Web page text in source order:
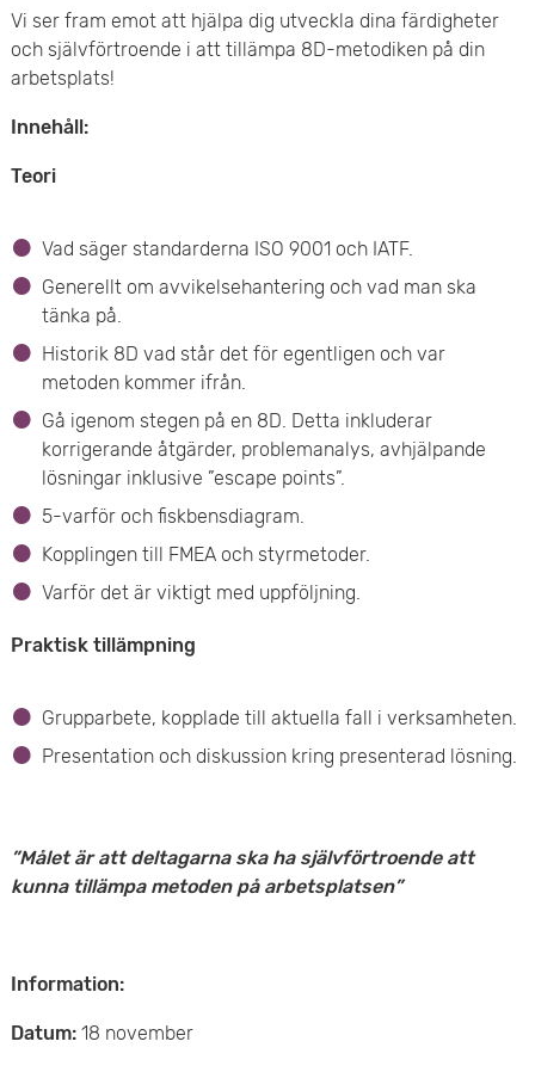
Vi ser fram emot att hjälpa dig utveckla dina färdigheter
och självförtroende i att tillämpa 8D-metodiken på din
arbetsplats!
Innehåll:
Teori
Vad säger standarderna ISO 9001 och IATF.
Generellt om avvikelsehantering och vad man ska
tänka på.
Historik 8D vad står det för egentligen och var
metoden kommer ifrån.
Gå igenom stegen på en 8D. Detta inkluderar
korrigerande åtgärder, problemanalys, avhjälpande
lösningar inklusive ”escape points”.
5-varför och fiskbensdiagram.
Kopplingen till FMEA och styrmetoder.
Varför det är viktigt med uppföljning.
Praktisk tillämpning
Grupparbete, kopplade till aktuella fall i verksamheten.
Presentation och diskussion kring presenterad lösning.
”Målet är att deltagarna ska ha självförtroende att
kunna tillämpa metoden på arbetsplatsen”
Information:
Datum:18 november